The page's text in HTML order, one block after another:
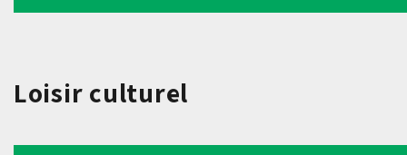
Loisir culturel